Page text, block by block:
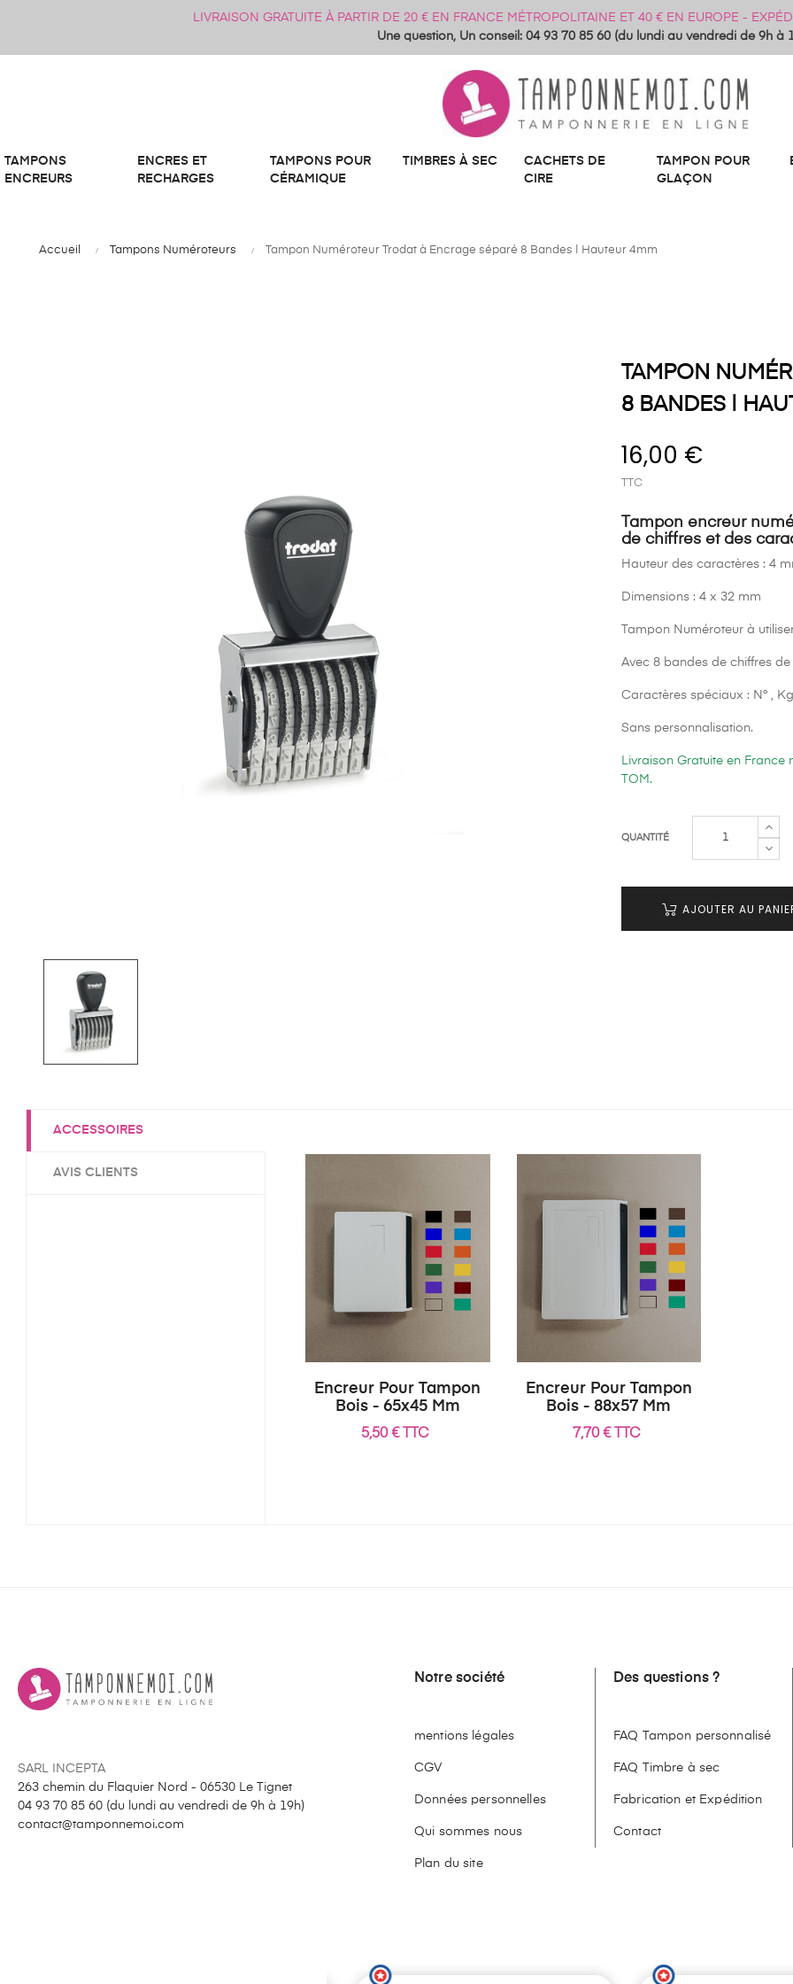
LIVRAISON GRATUITE À PARTIR DE 20 € EN FRANCE MÉTROPOLITAINE ET 40 € EN EUROPE -
Une question, Un conseil: 04 93 70 85 60 (du lundi au vendredi de 9h à
TAMPONS
ENCREURS
ENCRES ET
RECHARGES
TAMPONS POUR
CÉRAMIQUE
TIMBRES À SEC
CACHETS DE
CIRE
TAMPON POUR
GLAÇON
Accueil Tampons Numéroteurs Tampon Numéroteur Trodat à Encrage séparé 8 Bandes | Hauteur 4mm
TAMPON
8 BANDES |
16,00 €
TTC
Tampon encreur
de chiffres et des
Hauteur des caractères : 4
Dimensions : 4 x 32 mm
Tampon Numéroteur à
Avec 8 bandes de chiffres
Caractères spéciaux : N° ,
Sans personnalisation.
Livraison Gratuite en
TOM.
QUANTITÉ
AJOUTER AU
ACCESSOIRES
AVIS CLIENTS
Encreur Pour Tampon
Bois - 65x45 Mm
5,50 € TTC
Encreur Pour Tampon
Bois - 88x57 Mm
7,70 € TTC
SARL INCEPTA
263 chemin du Flaquier Nord - 06530 Le Tignet
04 93 70 85 60 (du lundi au vendredi de 9h à 19h)
contact@tamponnemoi.com
Notre société
mentions légales
CGV
Données personnelles
Qui sommes nous
Plan du site
Des questions ?
FAQ Tampon personnalisé
FAQ Timbre à sec
Fabrication et Expédition
Contact